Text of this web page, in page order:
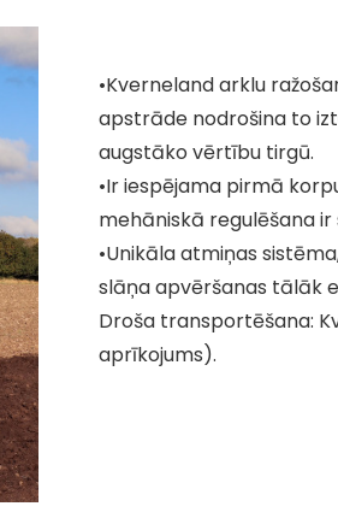
•Kverneland arklu
apstrāde nodrošina to
augstāko vērtību tirgū.
•Ir iespējama pirmā
mehāniskā regulēšana
•Unikāla atmiņas
slāņa apvēršanas tālāk
Droša transportēšana:
aprīkojums).